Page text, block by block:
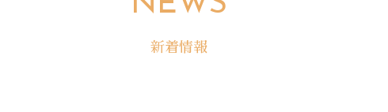
新着情報